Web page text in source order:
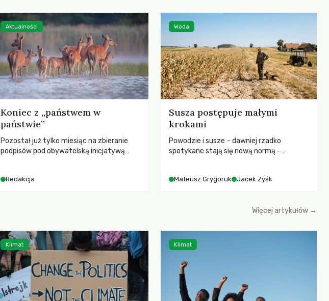
Koniec z „państwem w
państwie”
Pozostał już tylko miesiąc na zbieranie
podpisów pod obywatelską inicjatywą
pełną mobilizację, ponieważ projekt
Polsce.
Redakcja
Aktualności
Susza postępuje małymi
krokami
Powodzie i susze – dawniej rzadko
spotykane stają się nową normą –
SGGW.
Mateusz Grygoruk Jacek Zyśk
Woda
Więcej artykułów →
Klimat Klimat